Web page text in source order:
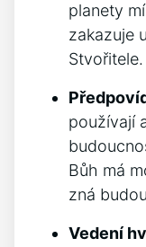
planety
zakazuje
Stvořitele.
používají
Bůh má
zná
Vedení